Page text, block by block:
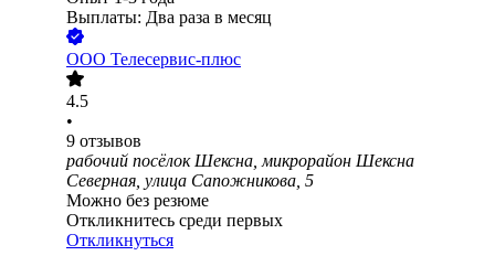
Выплаты: Два раза в месяц
ООО Телесервис-плюс
4.5
•
9 отзывов
рабочий посёлок Шексна, микрорайон Шексна
Северная, улица Сапожникова, 5
Можно без резюме
Откликнитесь среди первых
Откликнуться